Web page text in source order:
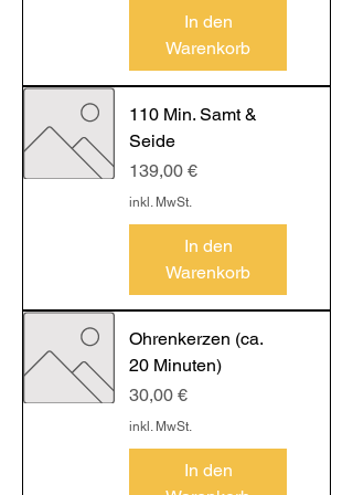
In den
Warenkorb
110 Min. Samt &
Seide
Preis
139,00 €
inkl. MwSt.
In den
Warenkorb
Ohrenkerzen (ca.
20 Minuten)
Preis
30,00 €
inkl. MwSt.
In den